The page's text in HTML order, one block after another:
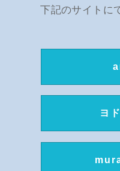
下記のサイトに
ヨ